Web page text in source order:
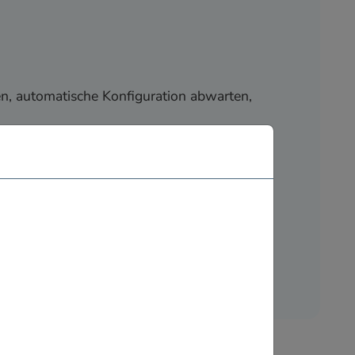
automatische Konfiguration abwarten,